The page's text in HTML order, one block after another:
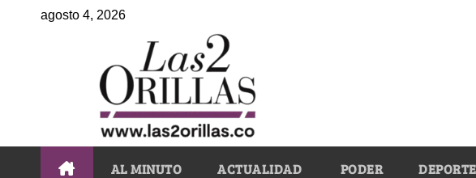
agosto 4, 2026
AL MINUTO ACTUALIDAD PODER